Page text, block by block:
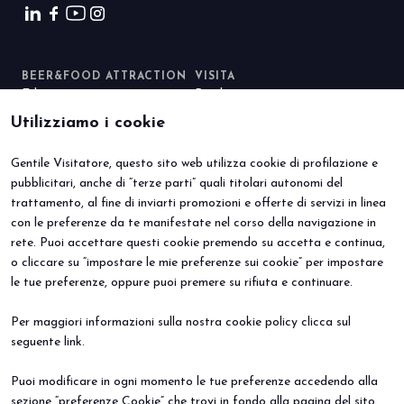
Utilizziamo i cookie
Gentile Visitatore, questo sito web utilizza cookie di profilazione e
pubblicitari, anche di “terze parti” quali titolari autonomi del
trattamento, al fine di inviarti promozioni e offerte di servizi in linea
con le preferenze da te manifestate nel corso della navigazione in
rete. Puoi accettare questi cookie premendo su accetta e continua,
o cliccare su “impostare le mie preferenze sui cookie” per impostare
le tue preferenze, oppure puoi premere su rifiuta e continuare.
Per maggiori informazioni sulla nostra cookie policy clicca sul
seguente link.
Puoi modificare in ogni momento le tue preferenze accedendo alla
BEER&FOOD ATTRACTION
Settori espositivi
Contatti
VISITA
Perché esporre
Prenota il tuo stand
Info Utili
Eventi e progetti speciali
© 2026 ITALIAN EXHIBITION GROUP SpA - Via Emilia 155, 47921 Rimini
52.214.897 i.v. -Copyright & disclaimer - Privacy Policy-Cookie
Policy-Preferenze Cookie